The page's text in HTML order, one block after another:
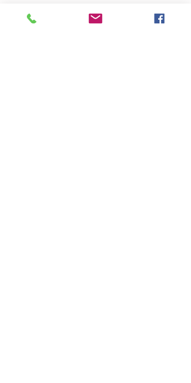
Tratamiento de datos